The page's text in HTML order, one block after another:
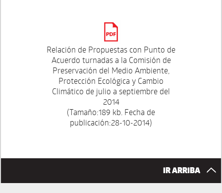
Relación de Propuestas con Punto de
Acuerdo turnadas a la Comisión de
Preservación del Medio Ambiente,
Protección Ecológica y Cambio
Climático de julio a septiembre del
2014
(Tamaño:189 kb. Fecha de
publicación:28-10-2014)
IR ARRIBA